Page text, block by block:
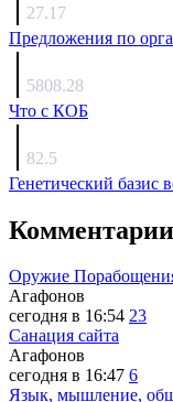
27.17
Предложения по
5808.28
Что с КОБ
82.5
Генетический базис
Комментарии
Оружие
Агафонов
сегодня в 16:54 23
Санация сайта
Агафонов
сегодня в 16:47 6
Язык, мышление,